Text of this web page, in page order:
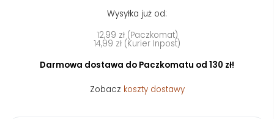
Wysyłka już od:
12,99 zł (Paczkomat)
14,99 zł (Kurier Inpost)
Darmowa dostawa do Paczkomatu od 130 zł!
Zobacz koszty dostawy